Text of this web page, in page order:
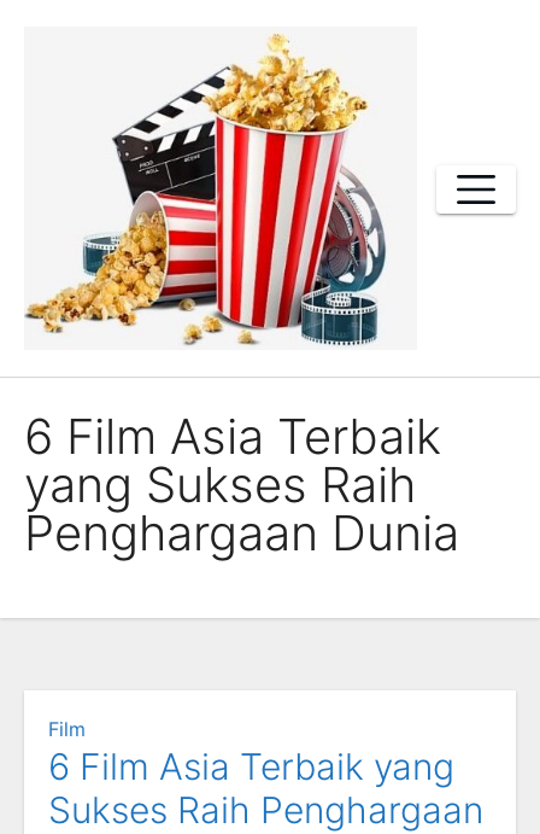
6 Film Asia Terbaik
yang Sukses Raih
Penghargaan Dunia
Film
6 Film Asia Terbaik yang
Sukses Raih Penghargaan